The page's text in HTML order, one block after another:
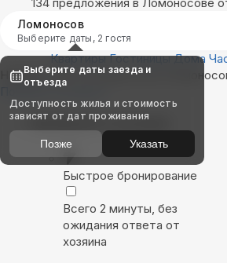
Ломоносов
Выберите даты, 2 гостя
Квартиры Гостиницы Дома
Найдём, где остановиться в
Показать на карте
Выбирайте лучшее
Быстрое бронирование
Всего 2 минуты, без
ожидания ответа от
хозяина
Выберите даты заезда и
отъезда
Доступность жилья и стоимость
зависят от дат проживания
Позже Указать